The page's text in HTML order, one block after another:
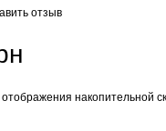
отзыв
накопительной